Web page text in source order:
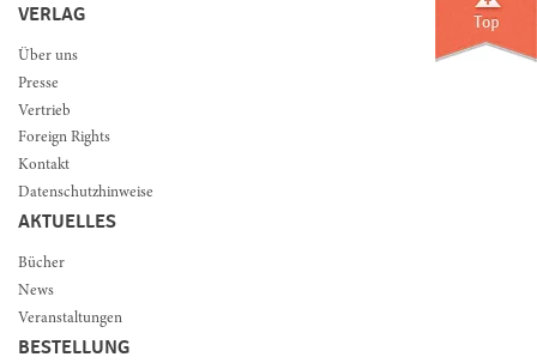
VERLAG
Über uns
Presse
Vertrieb
Foreign Rights
Kontakt
Datenschutzhinweise
AKTUELLES
Bücher
News
Veranstaltungen
BESTELLUNG